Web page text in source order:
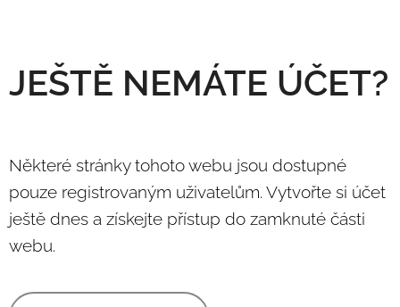
JEŠTĚ NEMÁTE ÚČET?
Některé stránky tohoto webu jsou dostupné
pouze registrovaným uživatelům. Vytvořte si účet
ještě dnes a získejte přístup do zamknuté části
webu.